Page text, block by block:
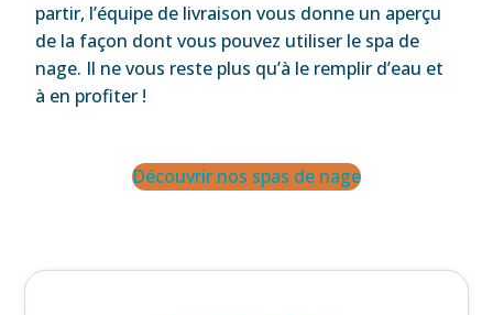
partir, l’équipe de livraison vous donne un aperçu
de la façon dont vous pouvez utiliser le spa de
nage. Il ne vous reste plus qu’à le remplir d’eau et
à en profiter !
Découvrir nos spas de nage